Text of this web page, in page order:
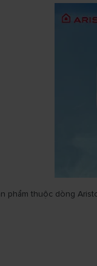
phẩm thuộc dòng